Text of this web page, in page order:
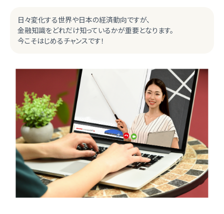
日々変化する世界や日本の経済動向ですが、
金融知識をどれだけ知っているかが重要となります。
今こそはじめるチャンスです！